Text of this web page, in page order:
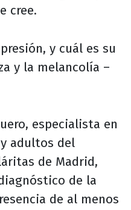
cree.
especialista en
adultos del
de Madrid,
de la
de al menos